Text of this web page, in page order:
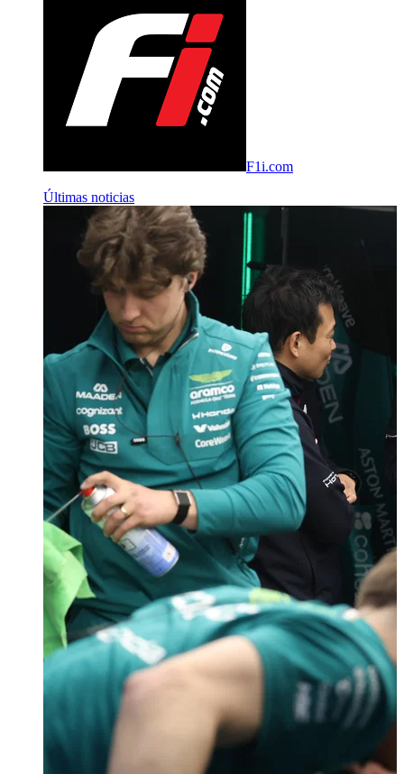
F1i.com
Últimas noticias